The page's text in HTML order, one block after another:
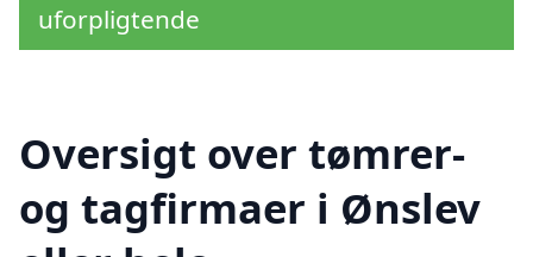
uforpligtende
Oversigt over tømrer-
og tagfirmaer i Ønslev